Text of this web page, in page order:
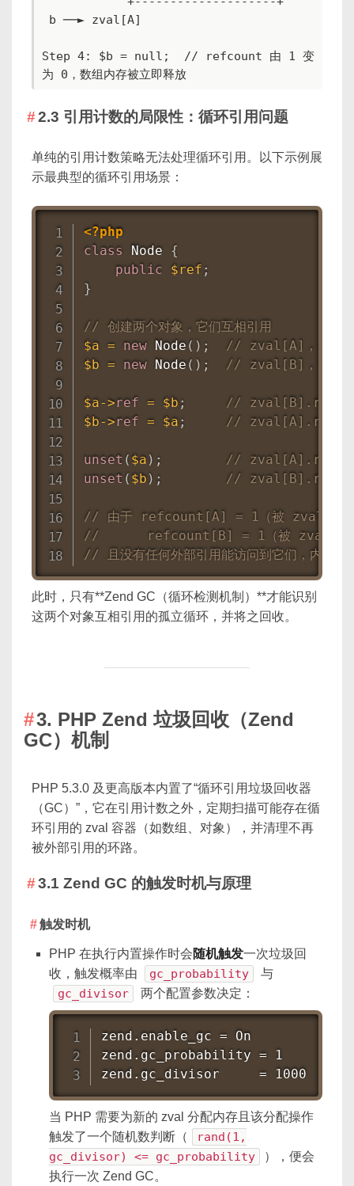
Step 4: $b = null;  // refcount 由 1 变
为 0，数组内存被立即释放
2.3 引用计数的局限性：循环引用问题
单纯的引用计数策略无法处理循环引用。以下示例展
示最典型的循环引用场景：
<?php
class
Node
{
public
$ref ;
}
// 创建两个对象，它们互相引用
$a = new Node ( ) ;
// zval[A]，
$b = new Node ( ) ; // zval[B]，
$a->ref = $b ;
//
$b->ref = $a ; //
unset ( $a ) ;
//
unset ( $b ) ; //
// 由于 refcount[A] = 1（被 zval[B]-
//      refcount[B] = 1（被 zval[A]-
// 且没有任何外部引用能访问到它们，内存
此时，只有**Zend GC（循环检测机制）**才能识别
这两个对象互相引用的孤立循环，并将之回收。
3. PHP Zend 垃圾回收（Zend
GC）机制
PHP 5.3.0 及更高版本内置了“循环引用垃圾回收器
（GC）”，它在引用计数之外，定期扫描可能存在循
环引用的 zval 容器（如数组、对象），并清理不再
被外部引用的环路。
3.1 Zend GC 的触发时机与原理
触发时机
PHP 在执行内置操作时会随机触发一次垃圾回
收，触发概率由
gc_probability 与
gc_divisor 两个配置参数决定：
zend.enable_gc = On
zend.gc_probability = 1
zend.gc_divisor     = 1000
当 PHP 需要为新的 zval 分配内存且该分配操作
触发了一个随机数判断（
rand(1,
gc_divisor) <= gc_probability
），便会
执行一次 Zend GC。